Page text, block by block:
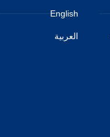
English
العربية